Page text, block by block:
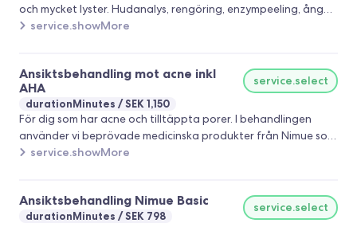
och mycket lyster. Hudanalys, rengöring, enzympeeling, ånga,
por-rengöring, glow-up fruktsyror, massage, lyxig algmask,
service.showMore
Ansiktsbehandling mot acne inkl
AHA
durationMinutes SEK 1,150
service.select
För dig som har acne och tilltäppta porer. I behandlingen
använder vi beprövade medicinska produkter från Nimue som
har mycket bra effekt på acne, överskott av talg, grå och
och fräsch. Ingår: Hudanalys, rengöring, massage under ånga
med enzym peeling, portömning, AHA, special mask, tds serum,
service.showMore
Ansiktsbehandling Nimue Basic
durationMinutes SEK 798
service.select